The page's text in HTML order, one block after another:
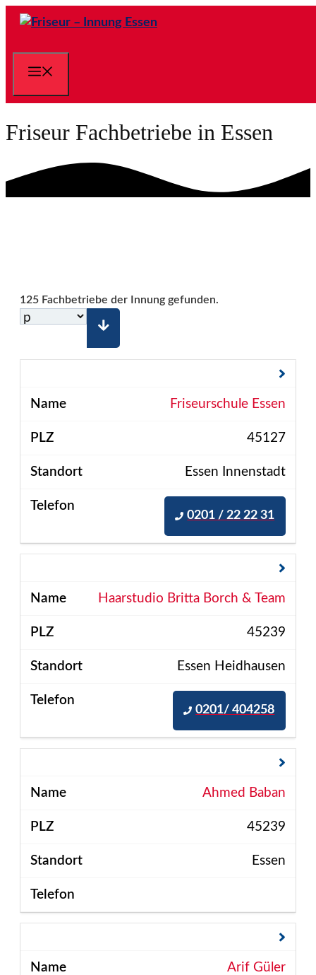
Zum
springen
Friseur Fachbetriebe in Essen
125 Fachbetriebe der Innung gefunden.
Friseurschule Essen
45127
Essen Innenstadt
0201 / 22 22 31
Haarstudio Britta Borch & Team
45239
Essen Heidhausen
0201/ 404258
Ahmed Baban
45239
Essen
Arif Güler